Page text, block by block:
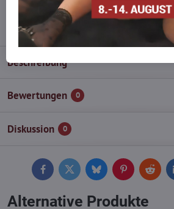
info​@everlady​.eu
Beschreibung
Bewertungen 0
Diskussion 0
FacebookTwitterBlueskyPinterestReddit
Alternative Produkte